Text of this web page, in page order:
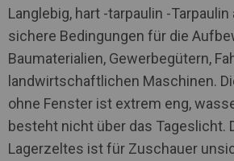
Langlebig, hart -tarpaulin -
sichere Bedingungen für die
Baumaterialien, Gewerbegütern,
landwirtschaftlichen Maschinen.
ohne Fenster ist extrem eng,
besteht nicht über das Tageslicht.
Lagerzeltes ist für Zuschauer